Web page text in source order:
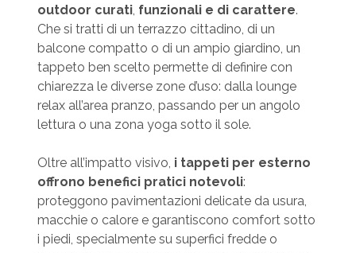
outdoor curati, funzionali e di carattere.
Che si tratti di un terrazzo cittadino, di un
balcone compatto o di un ampio giardino, un
tappeto ben scelto permette di definire con
chiarezza le diverse zone d’uso: dalla lounge
relax all’area pranzo, passando per un angolo
lettura o una zona yoga sotto il sole.
Oltre all’impatto visivo, i tappeti per esterno
offrono benefici pratici notevoli:
proteggono pavimentazioni delicate da usura,
macchie o calore e garantiscono comfort sotto
i piedi, specialmente su superfici fredde o